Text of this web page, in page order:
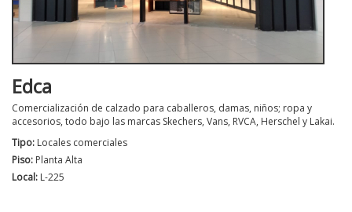
Edca
Comercialización de calzado para caballeros, damas, niños; ropa y
accesorios, todo bajo las marcas Skechers, Vans, RVCA, Herschel y Lakai.
Tipo: Locales comerciales
Piso: Planta Alta
Local: L-225